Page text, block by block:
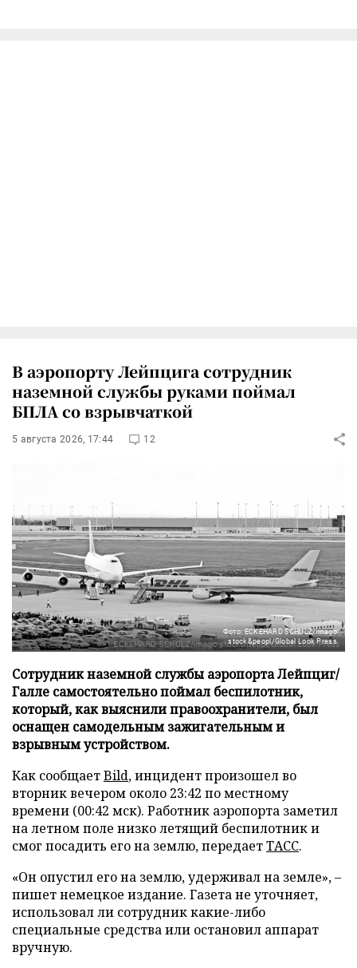
В аэропорту Лейпцига сотрудник
наземной службы руками поймал
БПЛА со взрывчаткой
5 августа 2026, 17:44 12
Фото: ECKEHARD SCHULZ/imago
stock&peopl/Global Look Press
Сотрудник наземной службы аэропорта Лейпциг/
Галле самостоятельно поймал беспилотник,
который, как выяснили правоохранители, был
оснащен самодельным зажигательным и
взрывным устройством.
Как сообщаетBild, инцидент произошел во
вторник вечером около 23:42 по местному
времени (00:42 мск). Работник аэропорта заметил
на летном поле низко летящий беспилотник и
смог посадить его на землю, передаетТАСС.
«Он опустил его на землю, удерживал на земле», –
пишет немецкое издание. Газета не уточняет,
использовал ли сотрудник какие-либо
специальные средства или остановил аппарат
вручную.